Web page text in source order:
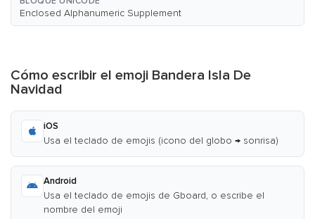
Enclosed Alphanumeric Supplement
Cómo escribir el emoji Bandera Isla De
Navidad
iOS
Usa el teclado de emojis (icono del globo → sonrisa)
Android
Usa el teclado de emojis de Gboard, o escribe el
nombre del emoji